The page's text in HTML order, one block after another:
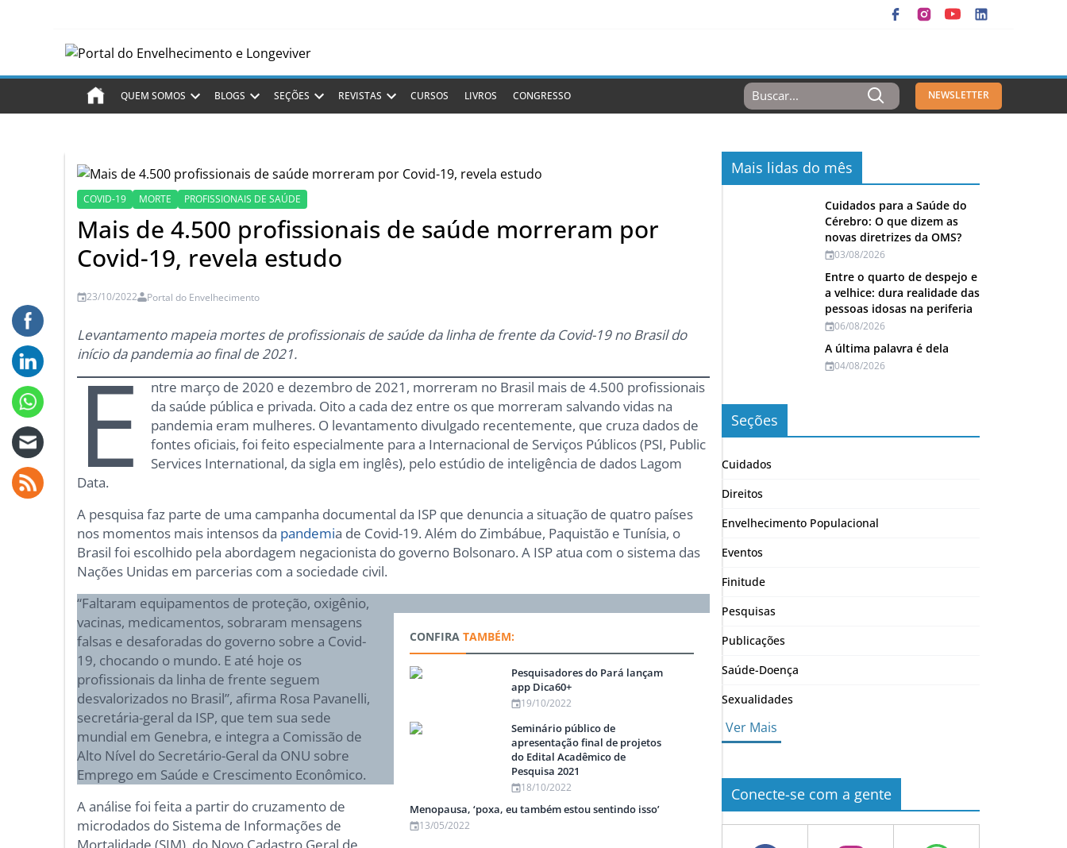
QUEM SOMOS BLOGS SEÇÕES REVISTAS CURSOS LIVROS CONGRESSO
Resultados
Para:
NEWSLETTER
COVID-19 MORTE PROFISSIONAIS DE SAÚDE
Mais de 4.500 profissionais de saúde morreram por
Covid-19, revela estudo
23/10/2022 Portal do Envelhecimento
Levantamento mapeia mortes de profissionais de saúde da linha de frente da Covid-19 no Brasil do
início da pandemia ao final de 2021.
E
ntre março de 2020 e dezembro de 2021, morreram no Brasil mais de 4.500 profissionais
da saúde pública e privada. Oito a cada dez entre os que morreram salvando vidas na
pandemia eram mulheres. O levantamento divulgado recentemente, que cruza dados de
fontes oficiais, foi feito especialmente para a Internacional de Serviços Públicos (PSI, Public
Services International, da sigla em inglês), pelo estúdio de inteligência de dados Lagom
Data.
A pesquisa faz parte de uma campanha documental da ISP que denuncia a situação de quatro países
nos momentos mais intensos da pandemia de Covid-19. Além do Zimbábue, Paquistão e Tunísia, o
Brasil foi escolhido pela abordagem negacionista do governo Bolsonaro. A ISP atua com o sistema das
Nações Unidas em parcerias com a sociedade civil.
CONFIRATAMBÉM:
Pesquisadores do Pará lançam
app Dica60+
19/10/2022
Seminário público de
apresentação final de projetos
do Edital Acadêmico de
Pesquisa 2021
18/10/2022
Menopausa, ‘poxa, eu também estou sentindo isso’
13/05/2022
“Faltaram equipamentos de proteção, oxigênio,
vacinas, medicamentos, sobraram mensagens
falsas e desaforadas do governo sobre a Covid-
19, chocando o mundo. E até hoje os
profissionais da linha de frente seguem
desvalorizados no Brasil”, afirma Rosa Pavanelli,
secretária-geral da ISP, que tem sua sede
mundial em Genebra, e integra a Comissão de
Alto Nível do Secretário-Geral da ONU sobre
Emprego em Saúde e Crescimento Econômico.
A análise foi feita a partir do cruzamento de
microdados do Sistema de Informações de
Mais lidas do mês
Cuidados para a Saúde do
Cérebro: O que dizem as
novas diretrizes da OMS?
03/08/2026
Entre o quarto de despejo e
a velhice: dura realidade das
pessoas idosas na periferia
06/08/2026
A última palavra é dela
04/08/2026
Seções
Cuidados
Direitos
Envelhecimento Populacional
Eventos
Finitude
Pesquisas
Publicações
Saúde-Doença
Sexualidades
Ver Mais
Conecte-se com a gente